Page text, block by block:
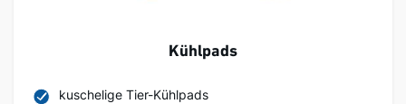
Kühlpads
kuschelige Tier-Kühlpads